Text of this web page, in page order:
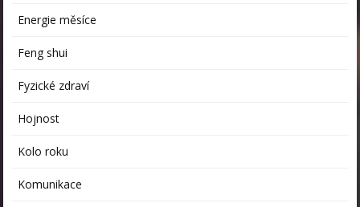
Energie měsíce
Feng shui
Fyzické zdraví
Hojnost
Kolo roku
Komunikace